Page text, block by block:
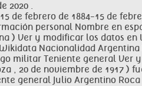
2020 .
Mendoza 15 de febrero de 1884-
Información personal
) Ver y modificar los datos
Nacionalidad
militar Teniente general Ver
, 20 de noviembre de 1917
general Julio Argentino Roca